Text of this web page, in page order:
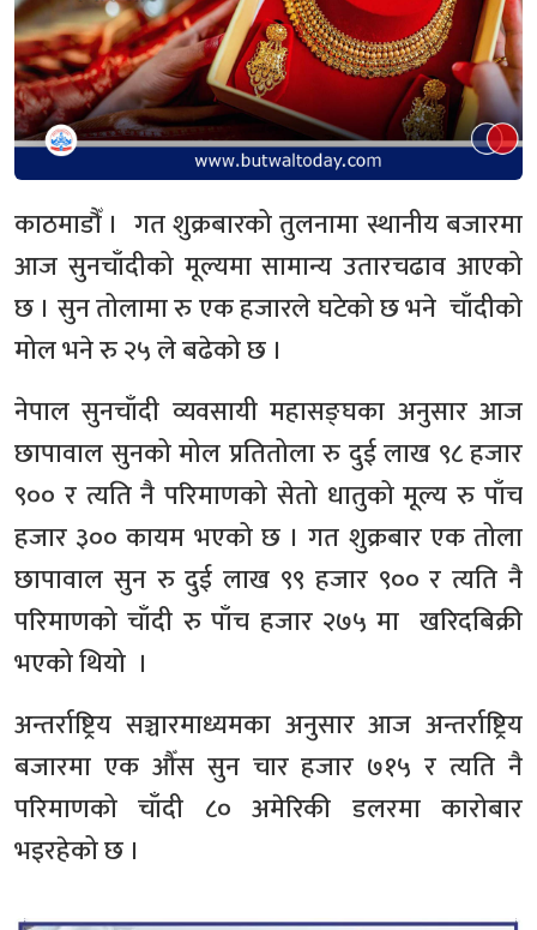
काठमाडौँ । गत शुक्रबारको तुलनामा स्थानीय बजारमा
आज सुनचाँदीको मूल्यमा सामान्य उतारचढाव आएको
छ । सुन तोलामा रु एक हजारले घटेको छ भने चाँदीको
मोल भने रु २५ ले बढेको छ ।
नेपाल सुनचाँदी व्यवसायी महासङ्घका अनुसार आज
छापावाल सुनको मोल प्रतितोला रु दुई लाख ९८ हजार
९०० र त्यति नै परिमाणको सेतो धातुको मूल्य रु पाँच
हजार ३०० कायम भएको छ । गत शुक्रबार एक तोला
छापावाल सुन रु दुई लाख ९९ हजार ९०० र त्यति नै
परिमाणको चाँदी रु पाँच हजार २७५ मा खरिदबिक्री
भएको थियो ।
अन्तर्राष्ट्रिय सञ्चारमाध्यमका अनुसार आज अन्तर्राष्ट्रिय
बजारमा एक औँस सुन चार हजार ७१५ र त्यति नै
परिमाणको चाँदी ८० अमेरिकी डलरमा कारोबार
भइरहेको छ ।